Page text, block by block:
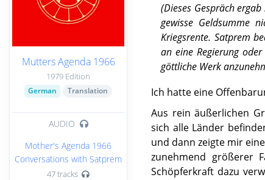
Mutters Agenda 1966
1979 Edition
German Translation
AUDIO
Mother's Agenda 1966
Conversations with Satprem
47 tracks
(Dieses Gespräch
gewisse Geldsumme
Kriegsrente. Satprem
an eine Regierung
göttliche Werk
Ich hatte eine
Aus rein äußerlichen
sich alle Länder
und dann zeigte mir
zunehmend größerer
Schöpferkraft dazu